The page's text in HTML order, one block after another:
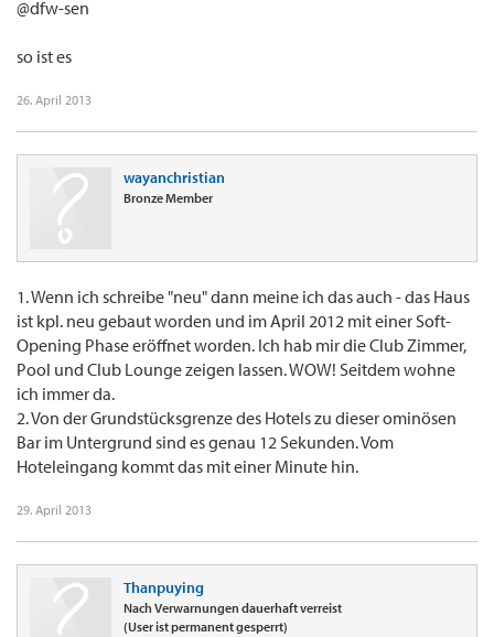
@dfw-sen
so ist es
26. April 2013
wayanchristian
Bronze Member
1. Wenn ich schreibe "neu" dann meine ich das auch - das Haus
ist kpl. neu gebaut worden und im April 2012 mit einer Soft-
Opening Phase eröffnet worden. Ich hab mir die Club Zimmer,
Pool und Club Lounge zeigen lassen. WOW! Seitdem wohne
ich immer da.
2. Von der Grundstücksgrenze des Hotels zu dieser ominösen
Bar im Untergrund sind es genau 12 Sekunden. Vom
Hoteleingang kommt das mit einer Minute hin.
29. April 2013
Thanpuying
Nach Verwarnungen dauerhaft verreist
(User ist permanent gesperrt)